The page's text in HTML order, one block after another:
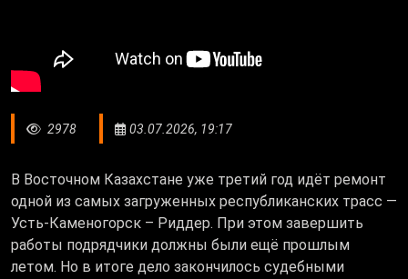
2978 03.07.2026, 19:17
В Восточном Казахстане уже третий год идёт ремонт
одной из самых загруженных республиканских трасс —
Усть-Каменогорск – Риддер. При этом завершить
работы подрядчики должны были ещё прошлым
летом. Но в итоге дело закончилось судебными